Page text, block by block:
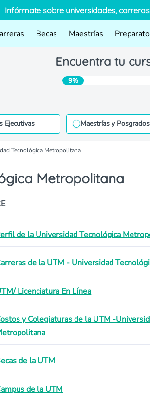
Infórmate sobre universidades,
Becas Maestrías
Encuentra tu
9%
Ejecutivas Maestrías y Posgrados
Tecnológica Metropolitana
Metropolitana
de la Universidad Tecnológica
de la UTM - Universidad
Licenciatura En Línea
y Colegiaturas de la UTM -
de la UTM
de la UTM